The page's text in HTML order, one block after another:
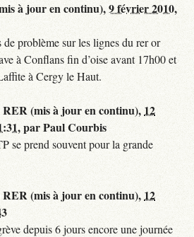
à jour en continu),9 février 2010,
de problème sur les lignes du rer or
à Conflans fin d’oise avant 17h00 et
à Cergy le Haut.
(mis à jour en continu), 12
,parPaul Courbis
se prend souvent pour la grande
(mis à jour en continu), 12
depuis 6 jours encore une journée